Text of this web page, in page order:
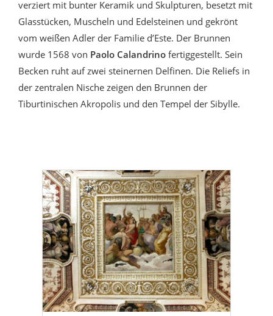
verziert mit bunter Keramik und Skulpturen, besetzt mit
Glasstücken, Muscheln und Edelsteinen und gekrönt
vom weißen Adler der Familie d’Este. Der Brunnen
wurde 1568 von Paolo Calandrino fertiggestellt. Sein
Becken ruht auf zwei steinernen Delfinen. Die Reliefs in
der zentralen Nische zeigen den Brunnen der
Tiburtinischen Akropolis und den Tempel der Sibylle.